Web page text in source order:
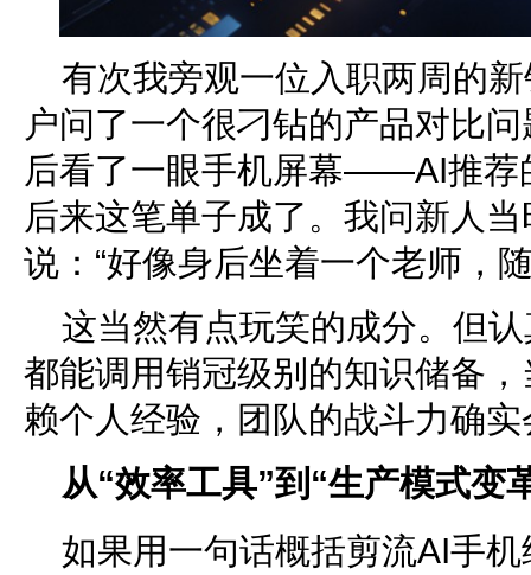
有次我旁观一位入职两周的
户问了一个很刁钻的产品对比
后看了一眼手机屏幕——AI推荐
后来这笔单子成了。我问新人
说：“好像身后坐着一个老师，
这当然有点玩笑的成分。但
都能调用销冠级别的知识储备
赖个人经验，团队的战斗力确
从“效率工具”到“生产模式变
如果用一句话概括剪流AI手